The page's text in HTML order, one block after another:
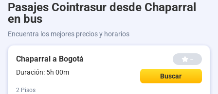
Pasajes Cointrasur desde Chaparral
en bus
Encuentra los mejores precios y horarios
Chaparral a Bogotá
Duración: 5h 00m
--
Buscar
2 Pisos